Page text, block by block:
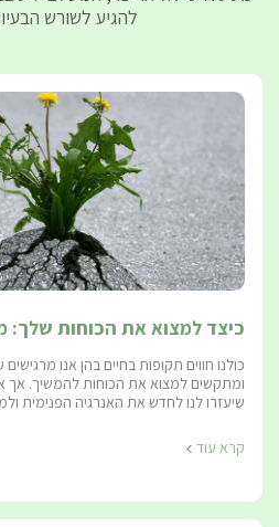
להגיע לשורש
כיצד למצוא את הכוחות שלך:
כולנו חווים תקופות בחיים בהן אנו
ומתקשים למצוא את הכוחות להמשיך. אך
שיעזרו לנו לחדש את האנרגיה הפנימית
קרא עוד